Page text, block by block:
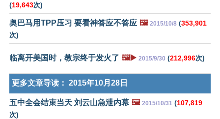
(19,643次)
奥巴马用TPP压习 要看神答应不答应 🖼️ 2015/10/8 (353,901
次)
临离开美国时，教宗终于发火了 🖼️▶️ 2015/9/30 (212,996次)
更多文章导读： 2015年10月28日
五中全会结束当天 刘云山急泄内幕 🖼️ 2015/10/31 (107,819
次)